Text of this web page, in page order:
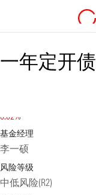
年定开债
0.02%
基金经理
李一硕
风险等级
中低风险(R2)